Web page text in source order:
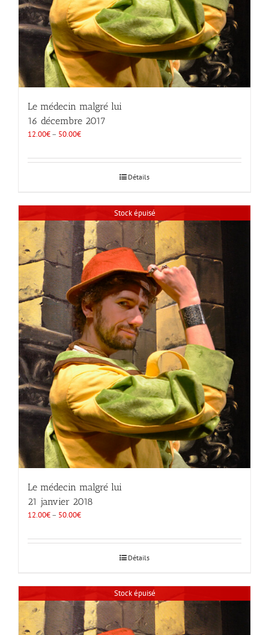
Le médecin malgré lui
16 décembre 2017
12.00€– 50.00€
Détails
Stock épuisé
Le médecin malgré lui
21 janvier 2018
12.00€– 50.00€
Détails
Stock épuisé